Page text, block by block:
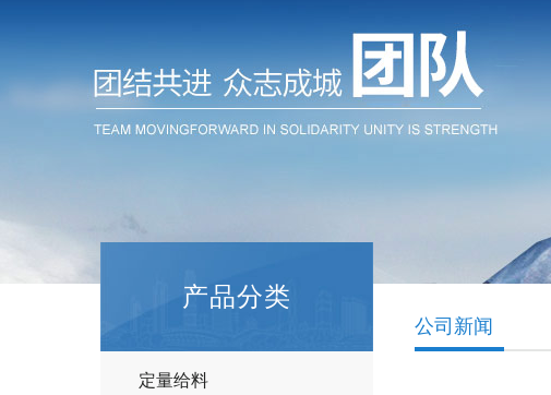
产品分类
定量给料
公司新闻